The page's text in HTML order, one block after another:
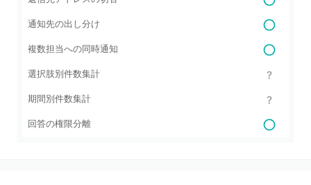
通知先の出し分け
複数担当への同時通知
選択肢別件数集計
期間別件数集計
回答の権限分離